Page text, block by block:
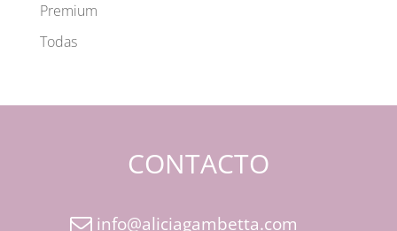
Premium
Todas
CONTACTO
info@aliciagambetta.com